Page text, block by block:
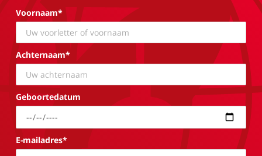
Voornaam*
Achternaam*
Geboortedatum
E-mailadres*